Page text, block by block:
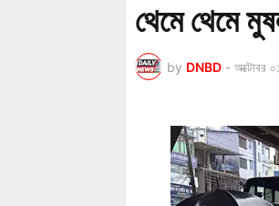
থেমে থেমে
by DNBD - অক্টোবর